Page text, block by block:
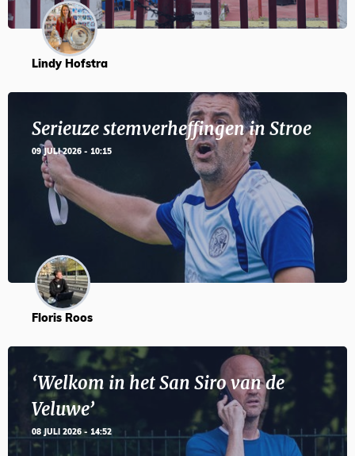
Lindy Hofstra
Serieuze stemverheffingen in Stroe
09 JULI 2026 - 10:15
Floris Roos
‘Welkom in het San Siro van de
Veluwe’
08 JULI 2026 - 14:52